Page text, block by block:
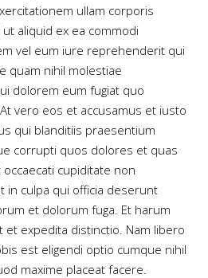
ullam corporis
aliquid ex ea commodi
vel eum iure reprehenderit qui
quam nihil molestiae
dolorem eum fugiat quo
vero eos et accusamus et iusto
qui blanditiis praesentium
corrupti quos dolores et quas
cupiditate non
in culpa qui officia deserunt
et dolorum fuga. Et harum
expedita distinctio. Nam libero
est eligendi optio cumque nihil
maxime placeat facere.